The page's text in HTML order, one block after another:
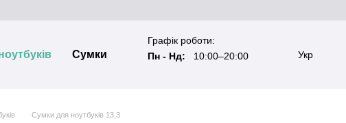
Сумки
Графік роботи:
Пн - Нд:
10:00–20:00 Укр
Сумки для ноутбуків 13,3